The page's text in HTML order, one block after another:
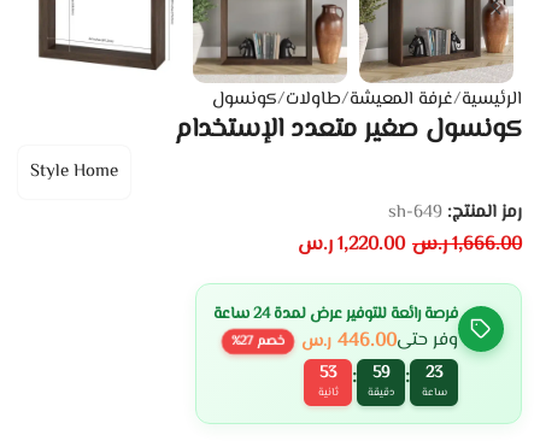
الرئيسية/غرفة المعيشة/طاولات/كونسول
كونسول صغير متعدد الإستخدام
Style Home
رمز المنتج: sh-649
1,666.00ر.س 1,220.00ر.س
فرصة رائعة للتوفير عرض لمدة 24 ساعة
وفر حتى446.00 ر.س خصم27
%
23
ساعة :
59
دقيقة :
52
ثانية